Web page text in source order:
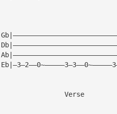
                Verse